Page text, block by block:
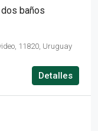
baños
11820, Uruguay
Detalles